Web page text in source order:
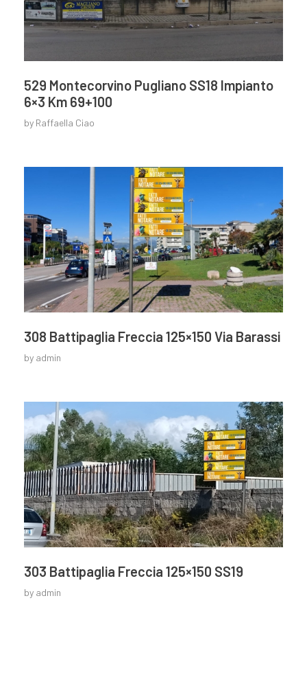
529 Montecorvino Pugliano SS18 Impianto
6×3 Km 69+100
by Raffaella Ciao
308 Battipaglia Freccia 125×150 Via Barassi
by admin
303 Battipaglia Freccia 125×150 SS19
by admin